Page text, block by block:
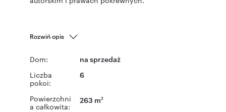
Rozwiń opis
Dom: na sprzedaż
Liczba
pokoi:
6
Powierzchni
a całkowita:
263 m2